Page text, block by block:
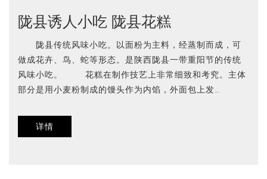
陇县诱人小吃 陇县花糕
陇县传统风味小吃。以面粉为主料，经蒸制而成，可
做成花卉、鸟、蛇等形态。是陕西陇县一带重阳节的传统
风味小吃。 花糕在制作技艺上非常细致和考究。主体
部分是用小麦粉制成的馒头作为内馅，外面包上发…
详情